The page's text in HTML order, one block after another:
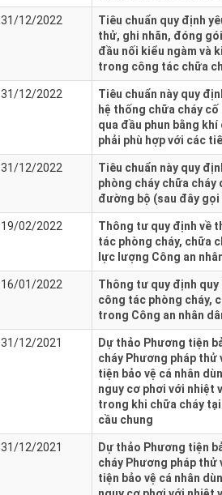
31/12/2022
Tiêu chuẩn quy định
thử, ghi nhãn, đóng
đầu nối kiểu ngàm và
trong công tác chữa
31/12/2022
Tiêu chuẩn này quy
hệ thống chữa cháy
qua đầu phun bằng
phải phù hợp với các
31/12/2022
Tiêu chuẩn này quy
phòng cháy chữa
đường bộ (sau đây gọi
19/02/2022
Thông tư quy định về
tác phòng cháy, chữa
lực lượng Công an
16/01/2022
Thông tư quy định
công tác phòng cháy,
trong Công an nhân
31/12/2021
Dự thảo Phương tiện
cháy Phương pháp thử
tiện bảo vệ cá nhân
nguy cơ phơi với nhiệt
trong khi chữa cháy
cầu chung
31/12/2021
Dự thảo Phương tiện
cháy Phương pháp thử
tiện bảo vệ cá nhân